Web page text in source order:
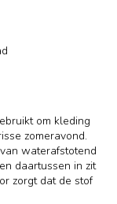
om kleding
zomeravond.
waterafstotend
daartussen in zit
zorgt dat de stof